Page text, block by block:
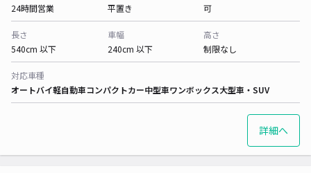
24時間営業
平置き
可
長さ
540cm 以下
車幅
240cm 以下
高さ
制限なし
対応車種
オートバイ軽自動車コンパクトカー中型車ワンボックス大型車・SUV
詳細へ